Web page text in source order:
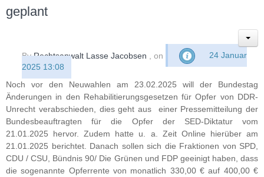
geplant
ByRechtsanwalt Lasse Jacobsen , on
24 Januar
2025 13:08
Noch vor den Neuwahlen am 23.02.2025 will der Bundestag
Änderungen in den Rehabilitierungsgesetzen für Opfer von DDR-
Unrecht verabschieden, dies geht aus einer Pressemitteilung der
Bundesbeauftragten für die Opfer der SED-Diktatur vom
21.01.2025 hervor. Zudem hatte u. a. Zeit Online hierüber am
21.01.2025 berichtet. Danach sollen sich die Fraktionen von SPD,
CDU / CSU, Bündnis 90/ Die Grünen und FDP geeinigt haben, dass
die sogenannte Opferrente von monatlich 330,00 € auf 400,00 €